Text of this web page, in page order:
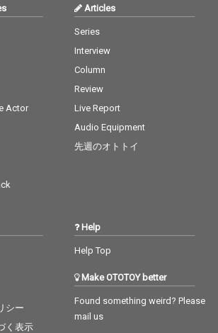
Actor
Articles
Series
Interview
Column
Review
Live Report
Audio Equipment
先週のオトトイ
シー
く表示
Help
Help Top
Make OTOTOY better
Found something weird? Please
mail us